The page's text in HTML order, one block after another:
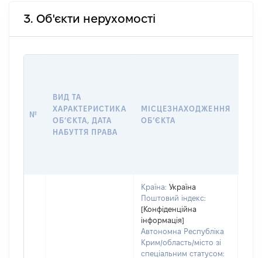
3. Об'єкти нерухомості
№
ВИД ТА
ХАРАКТЕРИСТИКА
ОБʼЄКТА, ДАТА
НАБУТТЯ ПРАВА
МІСЦЕЗНАХОДЖЕННЯ
ОБʼЄКТА
Країна: Україна
Поштовий індекс:
[Конфіденційна
інформація]
Автономна Республіка
Крим/область/місто зі
спеціальним статусом: